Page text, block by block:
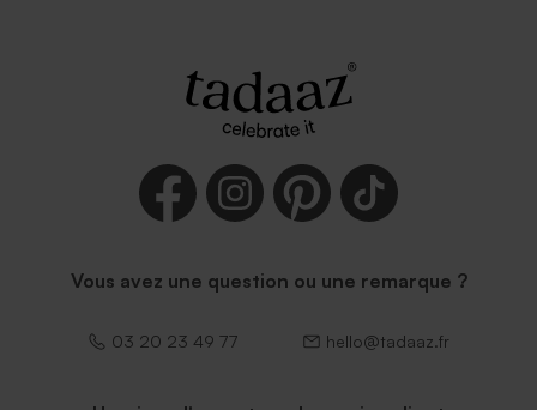
Vous avez une question ou une remarque ?
03 20 23 49 77 hello@tadaaz.fr